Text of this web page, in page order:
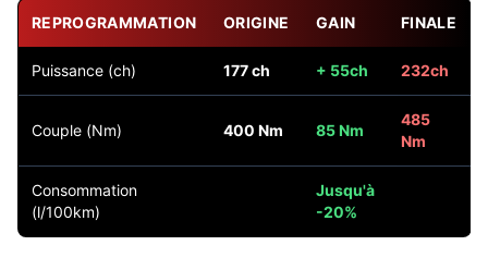
REPROGRAMMATION ORIGINE GAIN FINALE
Puissance (ch) 177 ch + 55ch 232ch
Couple (Nm) 400 Nm 85 Nm
485
Nm
Consommation
(l/100km)
Jusqu'à
-20%